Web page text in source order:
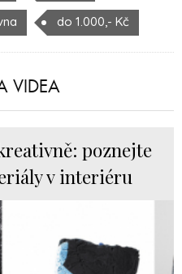
do 1.000,- Kč
VIDEA
poznejte
v interiéru